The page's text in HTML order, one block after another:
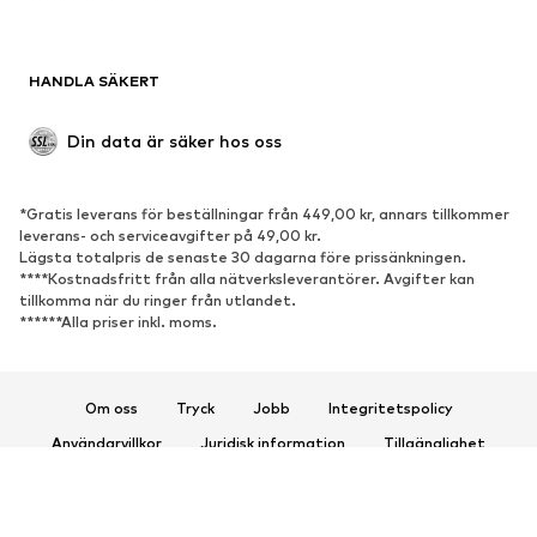
Nytt
Boots & stövlar
Lågskor
Sportkläder
Sporttyper
Sportskor
ACCESSOARER
HANDLA SÄKERT
Din data är säker hos oss
*Gratis leverans för beställningar från 449,00 kr, annars tillkommer
leverans- och serviceavgifter på 49,00 kr.
Lägsta totalpris de senaste 30 dagarna före prissänkningen.
****Kostnadsfritt från alla nätverksleverantörer. Avgifter kan
tillkomma när du ringer från utlandet.
******Alla priser inkl. moms.
Om oss Tryck Jobb
Integritetspolicy
Användarvillkor
Juridisk information
Tillgänglighet